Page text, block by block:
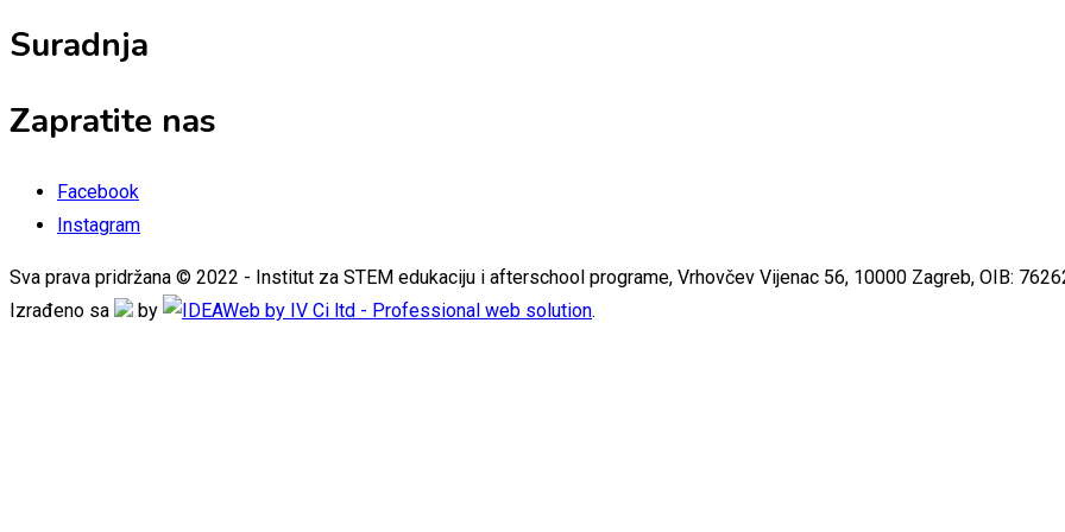
Suradnja
Zapratite nas
Facebook
Instagram
Sva prava pridržana © 2022 - Institut za STEM edukaciju i afterschool programe, Vrhovčev Vijenac 56, 10000 Zagreb, OIB:
Izrađeno sa
by .